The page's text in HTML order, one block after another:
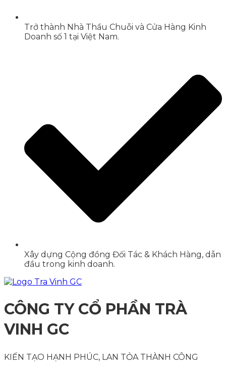
Trở thành Nhà Thầu Chuỗi và Cửa Hàng Kinh
Doanh số 1 tại Việt Nam.
Xây dựng Cộng đồng Đối Tác & Khách Hàng, dẫn
đầu trong kinh doanh.
CÔNG TY CỔ PHẦN TRÀ
VINH GC
KIẾN TẠO HẠNH PHÚC, LAN TỎA THÀNH CÔNG